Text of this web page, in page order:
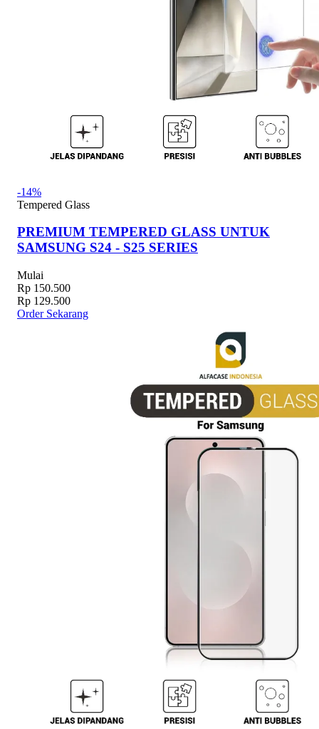
-14%
Tempered Glass
PREMIUM TEMPERED GLASS UNTUK
SAMSUNG S24 - S25 SERIES
Mulai
Rp 150.500
Rp 129.500
Order Sekarang